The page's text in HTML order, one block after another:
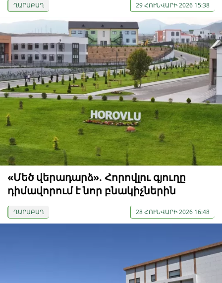
ՂԱՐԱԲԱՂ 29 ՀՈՒՆՎԱՐԻ 2026 15:38
«Մեծ վերադարձ». Հորովլու գյուղը
դիմավորում է նոր բնակիչներին
ՂԱՐԱԲԱՂ 28 ՀՈՒՆՎԱՐԻ 2026 16:48